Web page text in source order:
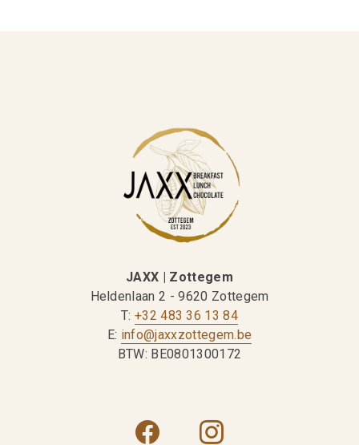
JAXX | Zottegem
Heldenlaan 2 - 9620 Zottegem
T: +32 483 36 13 84
E: info@jaxxzottegem.be
BTW: BE0801300172